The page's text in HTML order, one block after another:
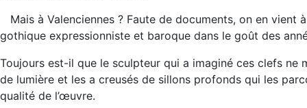
Mais à Valenciennes ? Faute de documents, on en
gothique expressionniste et baroque dans le goût des
Toujours est-il que le sculpteur qui a imaginé ces clefs ne
de lumière et les a creusés de sillons profonds qui les
qualité de l’œuvre.